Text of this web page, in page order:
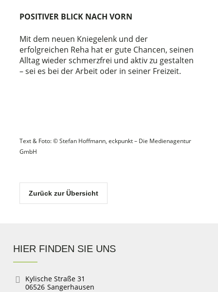
POSITIVER BLICK NACH VORN
Mit dem neuen Kniegelenk und der
erfolgreichen Reha hat er gute Chancen, seinen
Alltag wieder schmerzfrei und aktiv zu gestalten
– sei es bei der Arbeit oder in seiner Freizeit.
Text & Foto: © Stefan Hoffmann, eckpunkt – Die Medienagentur
GmbH
Zurück zur Übersicht
HIER FINDEN SIE UNS
Kylische Straße 31
06526 Sangerhausen